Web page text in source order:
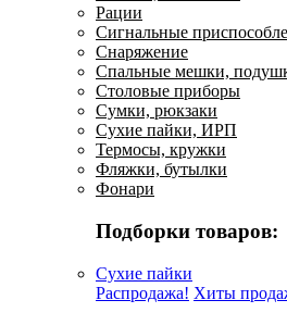
Рации
Сигнальные
Снаряжение
Спальные мешки,
Столовые приборы
Сумки, рюкзаки
Сухие пайки, ИРП
Термосы, кружки
Фляжки, бутылки
Фонари
Подборки товаров:
Сухие пайки
Распродажа! Хиты